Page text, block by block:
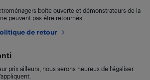
boîte ouverte et démonstrateurs de la
peuvent pas être retournés
de retour
prix ailleurs, nous serons heureux de l’égaliser.